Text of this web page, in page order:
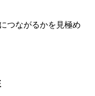
つながるかを見極め